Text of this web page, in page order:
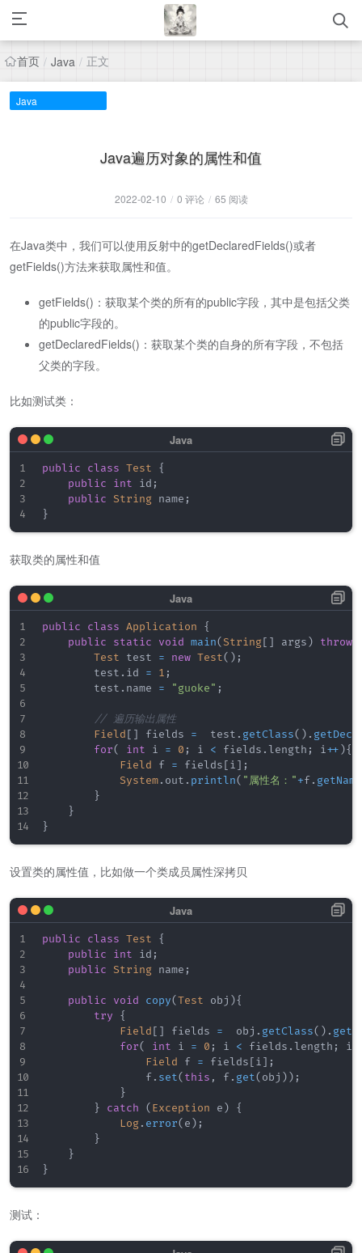
首页 / Java / 正文
Java
Java遍历对象的属性和值
2022-02-10 / 0 评论 / 65 阅读
在Java类中，我们可以使用反射中的getDeclaredFields()或者
getFields()方法来获取属性和值。
getFields()：获取某个类的所有的public字段，其中是包括父类
的public字段的。
getDeclaredFields()：获取某个类的自身的所有字段，不包括
父类的字段。
比如测试类：
public class Test
{
public
int id ;
public
String name ;
}
获取类的属性和值
public class Application
{
public
static void main( String[ ] args )
throws
Test test = new Test( ) ;
        test
. id = 1 ;
        test
. name = "guoke" ;
// 遍历输出属性
Field [ ] fields =
  test
. getClass( ) .
for( int i = 0 ; i < fields .length ; i++ ){
Field f = fields [i] ;
System. out . println( "属性名："+f. getName
}
}
}
设置类的属性值，比如做一个类成员属性深拷贝
public class Test
{
public
int id ;
public
String name ;
public void copy(Test obj ){
try
{
Field [ ] fields =
  obj
. getClass( ) .
for( int i = 0 ; i < fields .length ; i
Field f = fields [i] ;
                f
. set( this , f. get( obj ) ) ;
}
}
catch ( Exception e )
{
Log. error( e ) ;
}
}
}
测试：